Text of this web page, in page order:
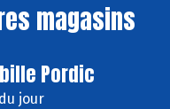
magasins
Pordic
jour